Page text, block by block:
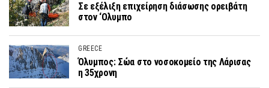
Σε εξέλιξη επιχείρηση διάσωσης ορειβάτη
στον ‘Ολυμπο
GREECE
Όλυμπος: Σώα στο νοσοκομείο της Λάρισας
η 35χρονη